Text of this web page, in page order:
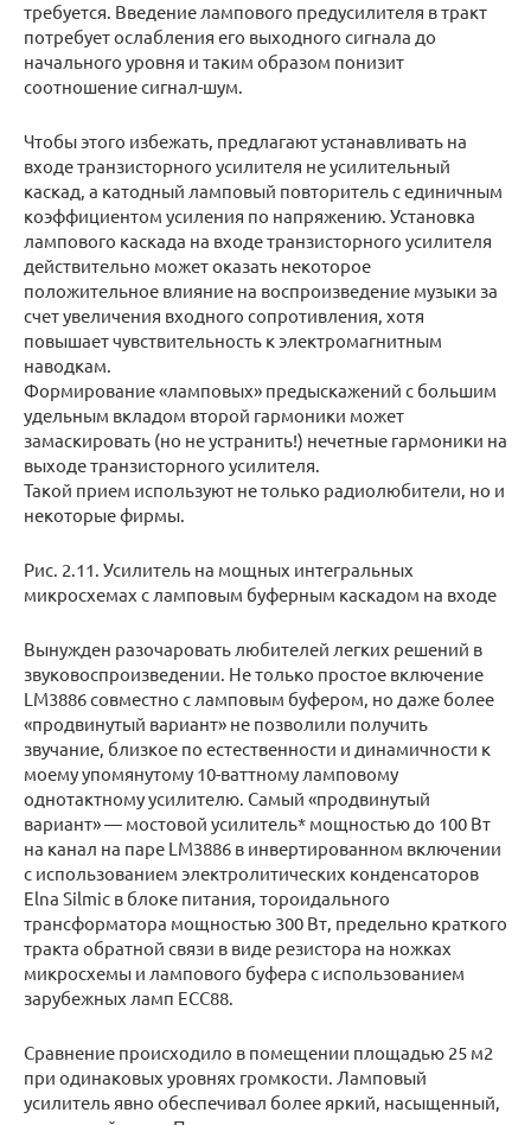
требуется. Введение лампового предусилителя в тракт
потребует ослабления его выходного сигнала до
начального уровня и таким образом понизит
соотношение сигнал-шум.
Чтобы этого избежать, предлагают устанавливать на
входе транзисторного усилителя не усилительный
каскад, а катодный ламповый повторитель с единичным
коэффициентом усиления по напряжению. Установка
лампового каскада на входе транзисторного усилителя
действительно может оказать некоторое
положительное влияние на воспроизведение музыки за
счет увеличения входного сопротивления, хотя
повышает чувствительность к электромагнитным
наводкам.
Формирование «ламповых» предыскажений с большим
удельным вкладом второй гармоники может
замаскировать (но не устранить!) нечетные гармоники на
выходе транзисторного усилителя.
Такой прием используют не только радиолюбители, но и
некоторые фирмы.
Рис. 2.11. Усилитель на мощных интегральных
микросхемах с ламповым буферным каскадом на входе
Вынужден разочаровать любителей легких решений в
звуковоспроизведении. Не только простое включение
LM3886 совместно с ламповым буфером, но даже более
«продвинутый вариант» не позволили получить
звучание, близкое по естественности и динамичности к
моему упомянутому 10-ваттному ламповому
однотактному усилителю. Самый «продвинутый
вариант» — мостовой усилитель* мощностью до 100 Вт
на канал на паре LM3886 в инвертированном включении
с использованием электролитических конденсаторов
Elna Silmic в блоке питания, тороидального
трансформатора мощностью 300 Вт, предельно краткого
тракта обратной связи в виде резистора на ножках
микросхемы и лампового буфера с использованием
зарубежных ламп ЕСС88.
Сравнение происходило в помещении площадью 25 м2
при одинаковых уровнях громкости. Ламповый
усилитель явно обеспечивал более яркий, насыщенный,